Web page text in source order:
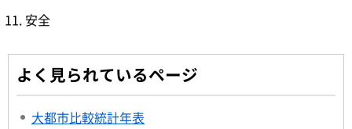
安全
よく見られているページ
大都市比較統計年表